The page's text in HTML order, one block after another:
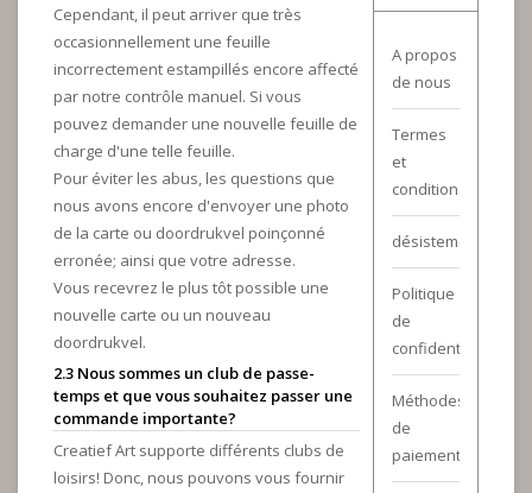
Cependant, il peut arriver que très
occasionnellement une feuille
incorrectement estampillés encore affecté
par notre contrôle manuel. Si vous
pouvez demander une nouvelle feuille de
charge d'une telle feuille.
Pour éviter les abus, les questions que
nous avons encore d'envoyer une photo
de la carte ou doordrukvel poinçonné
erronée; ainsi que votre adresse.
Vous recevrez le plus tôt possible une
nouvelle carte ou un nouveau
doordrukvel.
2.3 Nous sommes un club de passe-
temps et que vous souhaitez passer une
commande importante?
Creatief Art supporte différents clubs de
loisirs! Donc, nous pouvons vous fournir
A propos
de nous
Termes
et
conditions
désistement
Politique
de
confidentialité
Méthodes
de
paiement